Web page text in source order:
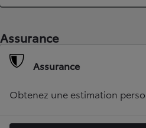
Assurance
Assurance
Obtenez une estimation